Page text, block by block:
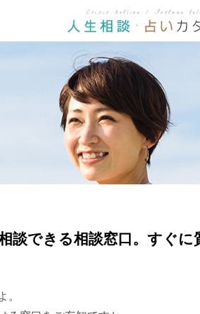
談できる相談窓口。すぐに
。